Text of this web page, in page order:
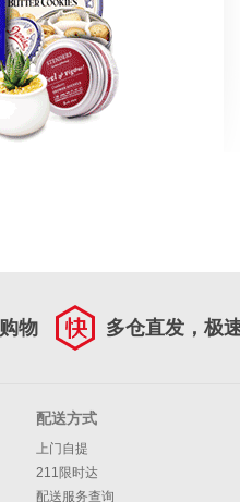
物 多仓直发，极
配送方式
上门自提
211限时达
配送服务查询